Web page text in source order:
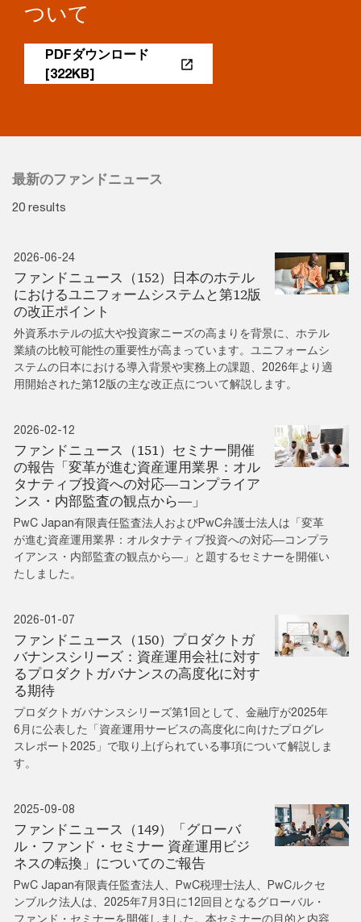
ついて
PDFダウンロード
[322KB]
最新のファンドニュース
20 results
2026-06-24
ファンドニュース（152）日本のホテル
におけるユニフォームシステムと第12版
の改正ポイント
外資系ホテルの拡大や投資家ニーズの高まりを背景に、ホテル
業績の比較可能性の重要性が高まっています。ユニフォームシ
ステムの日本における導入背景や実務上の課題、2026年より適
用開始された第12版の主な改正点について解説します。
2026-02-12
ファンドニュース（151）セミナー開催
の報告「変革が進む資産運用業界：オル
タナティブ投資への対応―コンプライア
ンス・内部監査の観点から―」
PwC Japan有限責任監査法人およびPwC弁護士法人は「変革
が進む資産運用業界：オルタナティブ投資への対応―コンプラ
イアンス・内部監査の観点から―」と題するセミナーを開催い
たしました。
2026-01-07
ファンドニュース（150）プロダクトガ
バナンスシリーズ：資産運用会社に対す
るプロダクトガバナンスの高度化に対す
る期待
プロダクトガバナンスシリーズ第1回として、金融庁が2025年
6月に公表した「資産運用サービスの高度化に向けたプログレ
スレポート2025」で取り上げられている事項について解説しま
す。
2025-09-08
ファンドニュース（149）「グローバ
ル・ファンド・セミナー 資産運用ビジ
ネスの転換」についてのご報告
PwC Japan有限責任監査法人、PwC税理士法人、PwCルクセ
ンブルク法人は、2025年7月3日に12回目となるグローバル・
ファンド・セミナーを開催しました。本セミナーの目的と内容